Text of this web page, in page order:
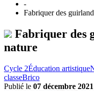
-
Fabriquer des
Fabriquer des
nature
Cycle 2Éducation artistique
classeBrico
Publié le 07 décembre 2021